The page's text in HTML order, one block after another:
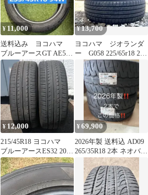
¥ 11,000
送料込み ヨコハマ
ブルーアースGT AE51
235/45R18 94W
¥ 13,700
ヨコハマ ジオランダ
ー G058 225/65r18 23
年製 超 バリ山 2本
¥ 12,000
215/45R18 ヨコハマ
ブルーアースES32 2022
年2本
¥69,900
2026年製 送料込 AD09
265/35R18 2本 ネオバ
ヨコハマ